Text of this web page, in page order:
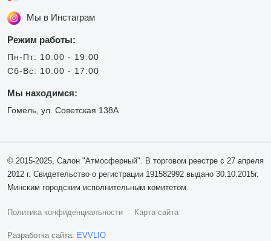
Мы в Инстаграм
Режим работы:
Пн-Пт: 10:00 - 19:00
Сб-Вс: 10:00 - 17:00
Мы находимся:
Гомель, ул. Советская 138А
© 2015-2025, Салон "Атмосферный". В торговом реестре с 27 апреля
2012 г. Свидетельство о регистрации 191582992 выдано 30.10.2015г.
Минским городским исполнительным комитетом.
Политика конфиденциальности Карта сайта
Разработка сайта: EVVLIO